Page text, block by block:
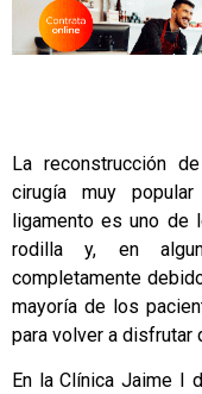
La reconstrucción
cirugía muy
ligamento es uno de
rodilla y, en
completamente
mayoría de los
para volver a disfrutar
En laClínica Jaime I